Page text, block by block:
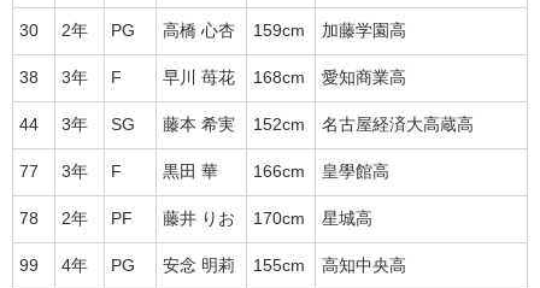
30 2年 PG 高橋 心杏 159cm 加藤学園高
38 3年 F 早川 苺花 168cm 愛知商業高
44 3年 SG 藤本 希実 152cm 名古屋経済大高蔵高
77 3年 F 黒田 華 166cm 皇學館高
78 2年 PF 藤井 りお 170cm 星城高
99 4年 PG 安念 明莉 155cm 高知中央高